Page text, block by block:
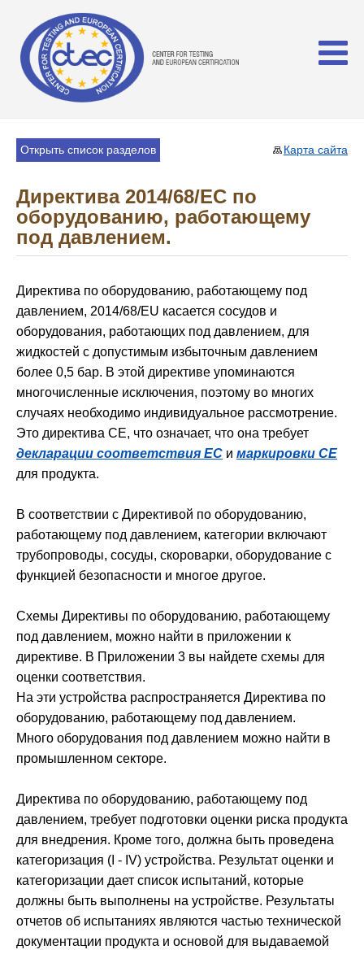
Карта сайта
Открыть список разделов
Директива 2014/68/ЕС по
оборудованию, работающему
под давлением.
Директива по оборудованию, работающему под
давлением, 2014/68/EU касается сосудов и
оборудования, работающих под давлением, для
жидкостей с допустимым избыточным давлением
более 0,5 бар. В этой директиве упоминаются
многочисленные исключения, поэтому во многих
случаях необходимо индивидуальное рассмотрение.
Это директива CE, что означает, что она требует
декларации соответствия ЕС и маркировки CE
для продукта.
В соответствии с Директивой по оборудованию,
работающему под давлением, категории включают
трубопроводы, сосуды, скороварки, оборудование с
функцией безопасности и многое другое.
Схемы Директивы по оборудованию, работающему
под давлением, можно найти в приложении к
директиве. В Приложении 3 вы найдете схемы для
оценки соответствия.
На эти устройства распространяется Директива по
оборудованию, работающему под давлением.
Много оборудования под давлением можно найти в
промышленном секторе.
Директива по оборудованию, работающему под
давлением, требует подготовки оценки риска продукта
для внедрения. Кроме того, должна быть проведена
категоризация (I - IV) устройства. Результат оценки и
категоризации дает список испытаний, которые
должны быть выполнены на устройстве. Результаты
отчетов об испытаниях являются частью технической
документации продукта и основой для выдаваемой